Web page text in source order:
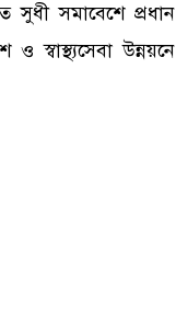
সমাবেশে প্রধান
উন্নয়নে